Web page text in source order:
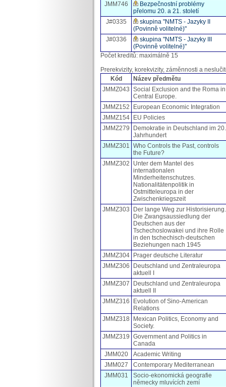
JMM746
Bezpečnostní problémy
přelomu 20. a 21. století
J#0335
skupina "NMTS - Jazyky II
(Povinně volitelné)"
J#0336
skupina "NMTS - Jazyky III
(Povinně volitelné)"
Počet kreditů: maximálně 15
Prerekvizity, korekvizity, záměnnosti a
Kód
Název předmětu
JMMZ043 Social Exclusion and the Roma in
Central Europe.
JMMZ152
European Economic Integration
JMMZ154
EU Policies
JMMZ279
Demokratie in Deutschland im 20.
Jahrhundert
JMMZ301 Who Controls the Past, controls
the Future?
JMMZ302
Unter dem Mantel des
internationalen
Minderheitenschutzes.
Nationalitätenpolitik in
Ostmitteleuropa in der
Zwischenkriegszeit
JMMZ303
Der lange Weg zur Historisierung.
Die Zwangsaussiedlung der
Deutschen aus der
Tschechoslowakei und ihre Rolle
in den tschechisch-deutschen
Beziehungen nach 1945
JMMZ304
Prager deutsche Literatur
JMMZ306
Deutschland und Zentraleuropa
aktuell I
JMMZ307
Deutschland und Zentraleuropa
aktuell II
JMMZ316
Evolution of Sino-American
Relations
JMMZ318
Mexican Politics, Economy and
Society.
JMMZ319 Government and Politics in
Canada
JMM020
Academic Writing
JMM027
Contemporary Mediterranean
JMM031
Socio-ekonomická geografie
německy mluvících zemí